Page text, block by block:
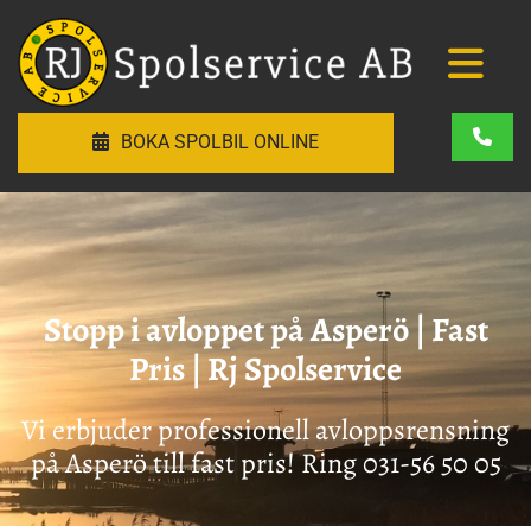
BOKA SPOLBIL ONLINE
Stopp i avloppet på Asperö | Fast
Pris | Rj Spolservice
Vi erbjuder professionell avloppsrensning
på Asperö till fast pris! Ring031-56 50 05